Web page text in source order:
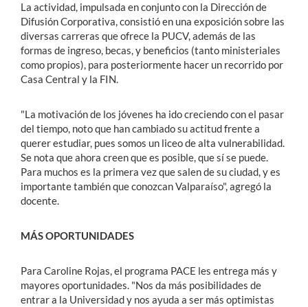
La actividad, impulsada en conjunto con la Dirección de
Difusión Corporativa, consistió en una exposición sobre las
diversas carreras que ofrece la PUCV, además de las
formas de ingreso, becas, y beneficios (tanto ministeriales
como propios), para posteriormente hacer un recorrido por
Casa Central y la FIN.
"La motivación de los jóvenes ha ido creciendo con el pasar
del tiempo, noto que han cambiado su actitud frente a
querer estudiar, pues somos un liceo de alta vulnerabilidad.
Se nota que ahora creen que es posible, que sí se puede.
Para muchos es la primera vez que salen de su ciudad, y es
importante también que conozcan Valparaíso", agregó la
docente.
MÁS OPORTUNIDADES
Para Caroline Rojas, el programa PACE les entrega más y
mayores oportunidades. "Nos da más posibilidades de
entrar a la Universidad y nos ayuda a ser más optimistas